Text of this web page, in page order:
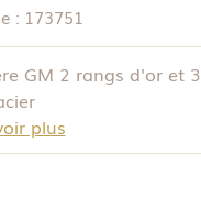
: 173751
GM 2 rangs d'or et 3
plus